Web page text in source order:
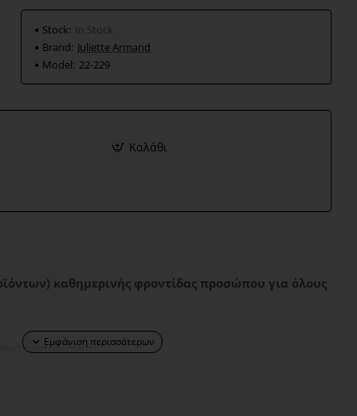
Stock: In Stock
Brand: Juliette Armand
Model: 22-229
Καλάθι
καθημερινής φροντίδας προσώπου για όλους
προϊόντα: